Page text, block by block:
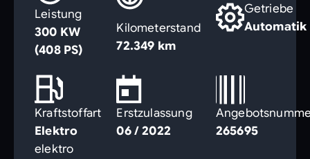
Leistung
300 KW
(408 PS)
Kilometerstand
72.349 km
Getriebe
Automatik
Kraftstoffart
Elektro
Erstzulassung
06 / 2022
265695
elektro